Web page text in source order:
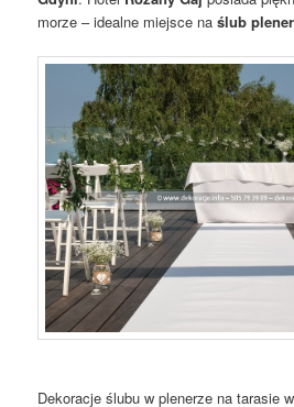
morze – idealne miejsce naślub
Dekoracje ślubu w plenerze na tarasie